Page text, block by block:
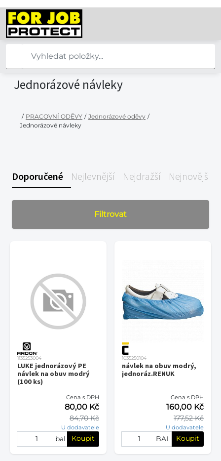
Jednorázové návleky
/ PRACOVNÍ ODĚVY / Jednorázové oděvy /
Jednorázové návleky
Doporučené Nejlevnější Nejdražší Nejnovější
Filtrovat
1135253004
LUKE jednorázový PE
návlek na obuv modrý
(100 ks)
Cena s DPH
84,70 Kč
80,00 Kč
U dodavatele
bal Koupit
1035250104
návlek na obuv modrý,
jednoráz.RENUK
Cena s DPH
177,52 Kč
160,00 Kč
U dodavatele
BAL Koupit